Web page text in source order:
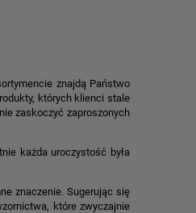
znajdą Państwo
których klienci stale
zaskoczyć zaproszonych
każda uroczystość była
znaczenie. Sugerując się
które zwyczajnie